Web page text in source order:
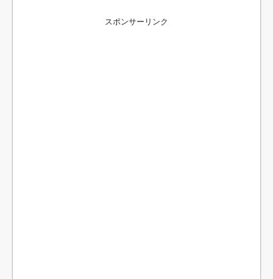
スポンサーリンク